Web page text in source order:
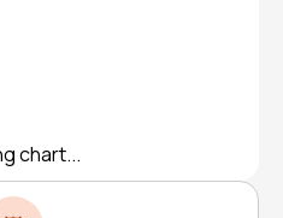
chart...